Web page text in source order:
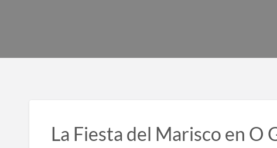
La Fiesta del Marisco en O